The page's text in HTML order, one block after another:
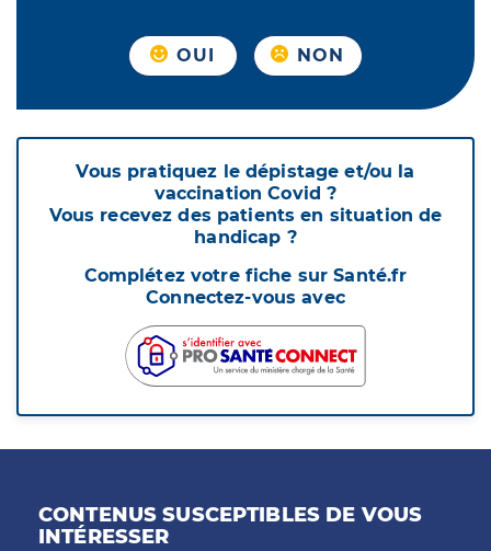
OUI NON
Vous pratiquez le dépistage et/ou la
vaccination Covid ?
Vous recevez des patients en situation de
handicap ?
Complétez votre fiche sur Santé.fr
Connectez-vous avec
CONTENUS SUSCEPTIBLES DE VOUS
INTÉRESSER